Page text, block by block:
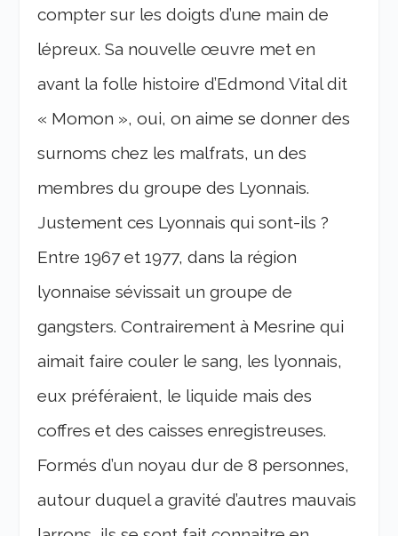
compter sur les doigts d’une main de
lépreux. Sa nouvelle œuvre met en
avant la folle histoire d’Edmond Vital dit
« Momon », oui, on aime se donner des
surnoms chez les malfrats, un des
membres du groupe des Lyonnais.
Justement ces Lyonnais qui sont-ils ?
Entre 1967 et 1977, dans la région
lyonnaise sévissait un groupe de
gangsters. Contrairement à Mesrine qui
aimait faire couler le sang, les lyonnais,
eux préféraient, le liquide mais des
coffres et des caisses enregistreuses.
Formés d’un noyau dur de 8 personnes,
autour duquel a gravité d’autres mauvais